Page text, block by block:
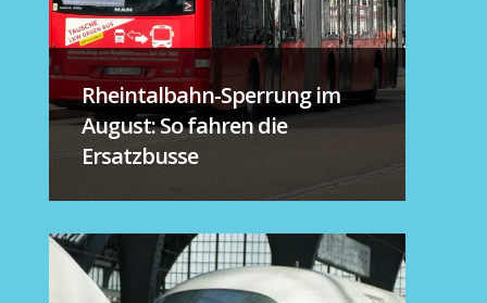
Rheintalbahn-Sperrung im
August: So fahren die
Ersatzbusse